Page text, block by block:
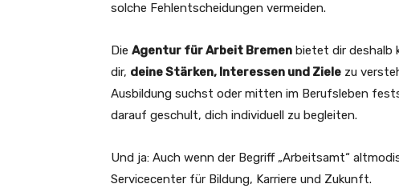
solche Fehlentscheidungen vermeiden.
Die Agentur für Arbeit Bremen bietet dir deshalb
dir, deine Stärken, Interessen und Ziele zu
Ausbildung suchst oder mitten im Berufsleben
darauf geschult, dich individuell zu begleiten.
Und ja: Auch wenn der Begriff „Arbeitsamt“
Servicecenter für Bildung, Karriere und Zukunft.